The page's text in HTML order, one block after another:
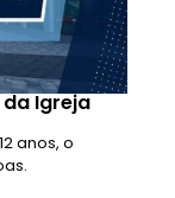
Igreja
anos, o